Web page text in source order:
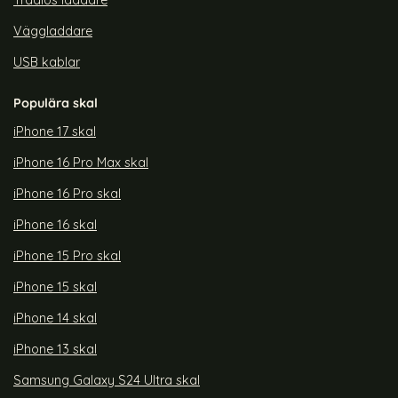
Väggladdare
USB kablar
Populära skal
iPhone 17 skal
iPhone 16 Pro Max skal
iPhone 16 Pro skal
iPhone 16 skal
iPhone 15 Pro skal
iPhone 15 skal
iPhone 14 skal
iPhone 13 skal
Samsung Galaxy S24 Ultra skal